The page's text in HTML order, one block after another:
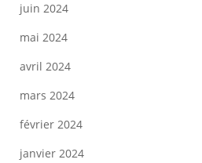
juin 2024
mai 2024
avril 2024
mars 2024
février 2024
janvier 2024